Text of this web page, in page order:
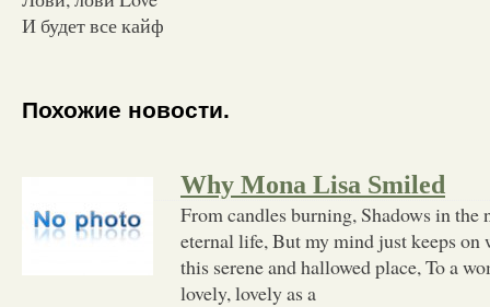
И будет все кайф
Похожие новости.
Why Mona Lisa Smiled
From candles burning, Shadows in the
eternal life, But my mind just keeps
this serene and hallowed place, To a
lovely, lovely as a